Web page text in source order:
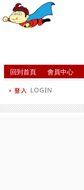
回到首頁 會員中心